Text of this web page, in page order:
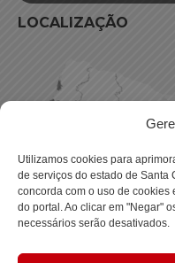
Utilizamos cookies para
de serviços do estado de Santa
concorda com o uso de
do portal. Ao clicar em "Negar"
necessários serão desativados.
LOCALIZAÇÃO